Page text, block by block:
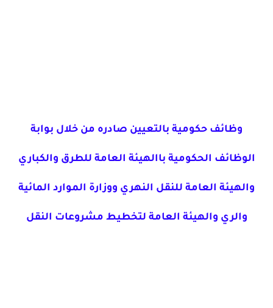
وظائف حكومية بالتعيين صادره من خلال بوابة
الوظائف الحكومية باالهيئة العامة للطرق والكباري
والهيئة العامة للنقل النهري ووزارة الموارد المائية
والري والهيئة العامة لتخطيط مشروعات النقل